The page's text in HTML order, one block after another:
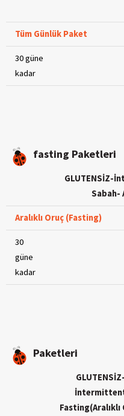
Tüm Günlük Paket
30 güne
kadar
fasting Paketleri
GLUTENSİZ-
Sabah-
Aralıklı Oruç (Fasting)
30
güne
kadar
Paketleri
GLUTENSİZ-
Fasting(Aralıklı